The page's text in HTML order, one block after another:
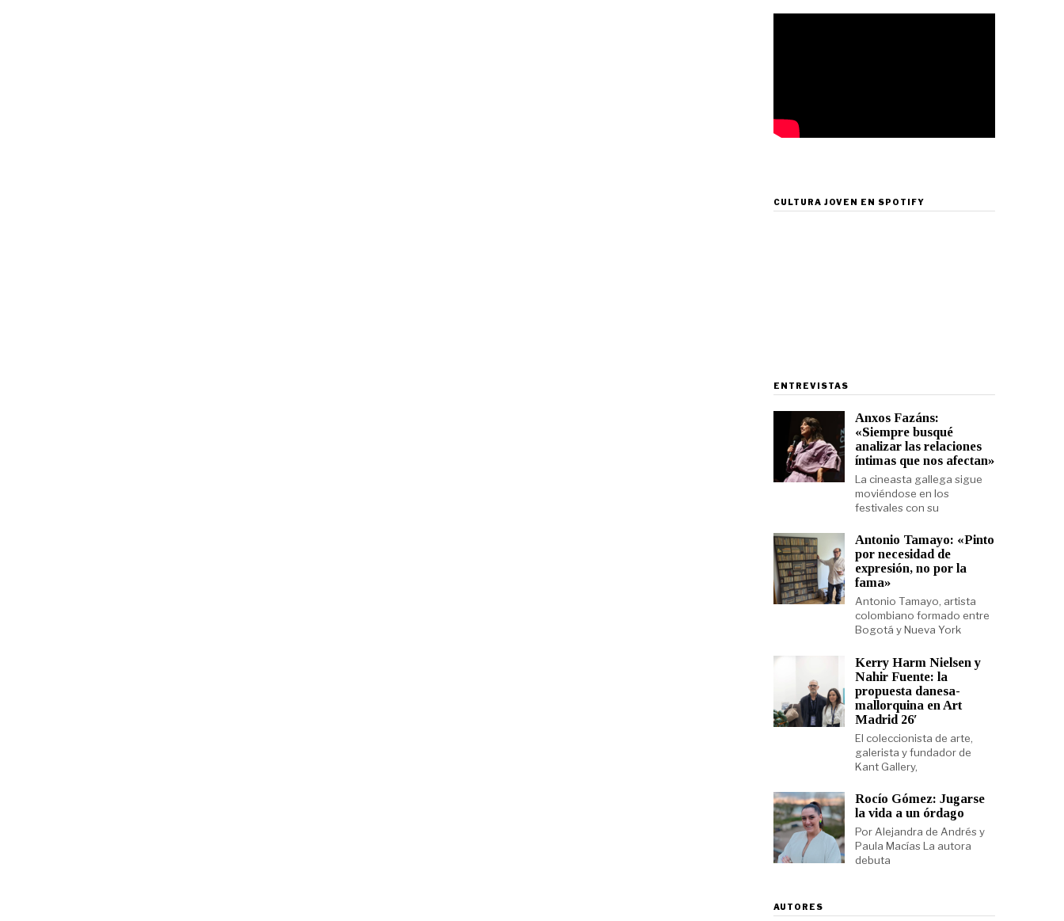
CULTURA JOVEN EN SPOTIFY
ENTREVISTAS
Anxos Fazáns:
«Siempre busqué
analizar las relaciones
íntimas que nos afectan»
La cineasta gallega sigue
moviéndose en los
festivales con su
Antonio Tamayo: «Pinto
por necesidad de
expresión, no por la
fama»
Antonio Tamayo, artista
colombiano formado entre
Bogotá y Nueva York
Kerry Harm Nielsen y
Nahir Fuente: la
propuesta danesa-
mallorquina en Art
Madrid 26′
El coleccionista de arte,
galerista y fundador de
Kant Gallery,
Rocío Gómez: Jugarse
la vida a un órdago
Por Alejandra de Andrés y
Paula Macías La autora
debuta
AUTORES